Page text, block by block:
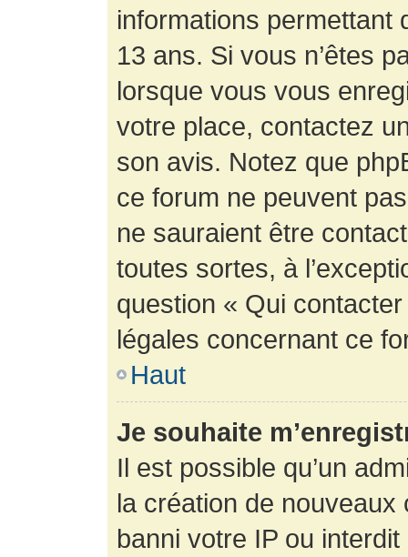
informations permettant
13 ans. Si vous n’êtes
lorsque vous vous
votre place, contactez
son avis. Notez que
ce forum ne peuvent
ne sauraient être
toutes sortes, à
question « Qui
légales concernant ce
Haut
Je souhaite
Il est possible qu’un
la création de
banni votre IP ou